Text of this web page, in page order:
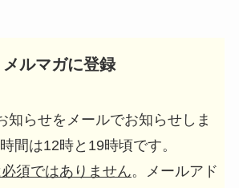
メルマガに登録
知らせをメールでお知らせしま
間は12時と19時頃です。
須ではありません。メールアド